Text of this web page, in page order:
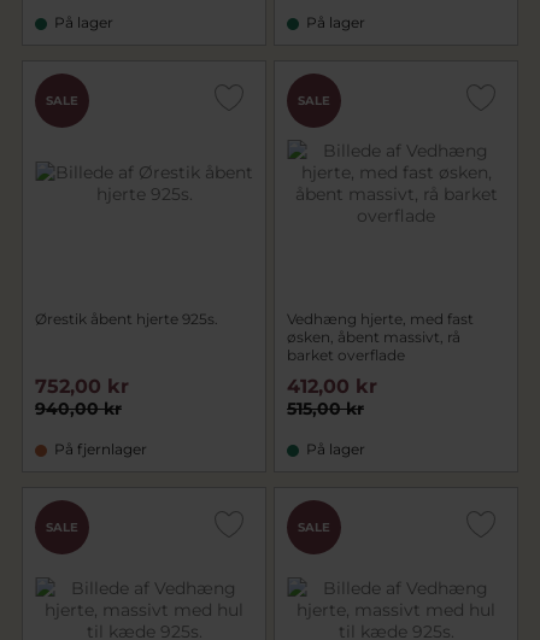
På lager På lager
SALE
Ørestik åbent hjerte 925s.
940,00 kr
752,00 kr
På fjernlager
SALE
Vedhæng hjerte, med fast
øsken, åbent massivt, rå
barket overflade
515,00 kr
412,00 kr
På lager
SALE SALE